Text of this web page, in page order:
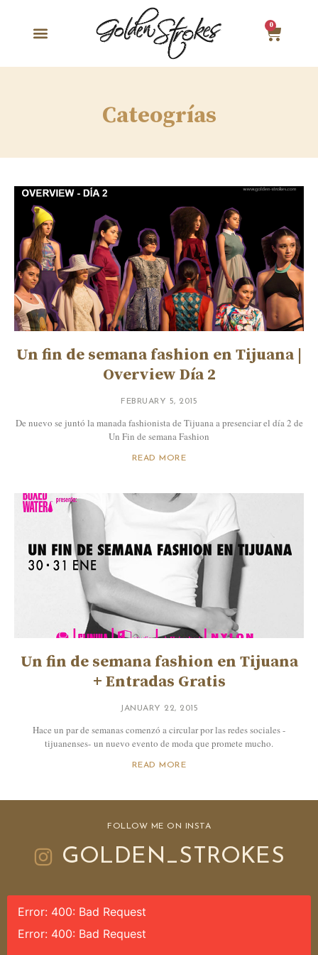
0
Cateogrías
Un fin de semana fashion en Tijuana |
Overview Día 2
FEBRUARY 5, 2015
De nuevo se juntó la manada fashionista de Tijuana a presenciar el día 2 de
Un Fin de semana Fashion
READ MORE
Un fin de semana fashion en Tijuana
+ Entradas Gratis
JANUARY 22, 2015
Hace un par de semanas comenzó a circular por las redes sociales -
tijuanenses- un nuevo evento de moda que promete mucho.
READ MORE
FOLLOW ME ON INSTA
GOLDEN_STROKES
Error: 400: Bad Request
Error: 400: Bad Request